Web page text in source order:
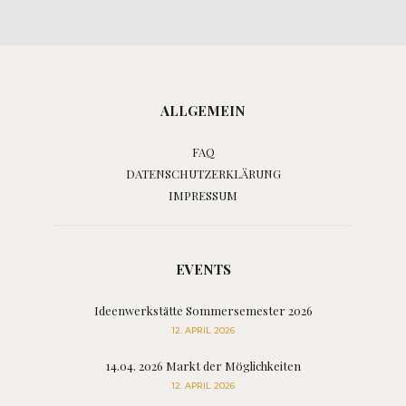
ALLGEMEIN
FAQ
DATENSCHUTZERKLÄRUNG
IMPRESSUM
EVENTS
Ideenwerkstätte Sommersemester 2026
12. APRIL 2026
14.04. 2026 Markt der Möglichkeiten
12. APRIL 2026